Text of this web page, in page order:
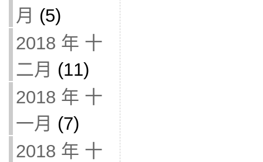
月 (5)
2018 年 十
二月 (11)
2018 年 十
一月 (7)
2018 年 十